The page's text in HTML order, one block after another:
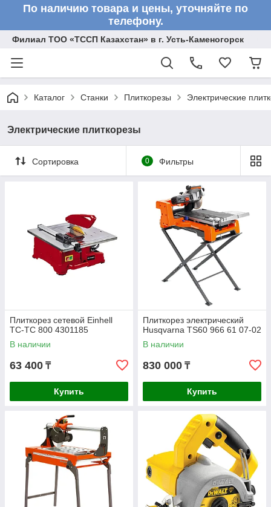
По наличию товара и цены, уточняйте по
телефону.
Филиал ТОО «ТССП Казахстан» в г. Усть-Каменогорск
Каталог Станки Плиткорезы Электрические
Электрические плиткорезы
Сортировка 0 Фильтры
Плиткорез сетевой Einhell
TC-TC 800 4301185
В наличии
63 400 ₸
Купить
Плиткорез электрический
Husqvarna TS60 966 61 07-02
В наличии
830 000 ₸
Купить